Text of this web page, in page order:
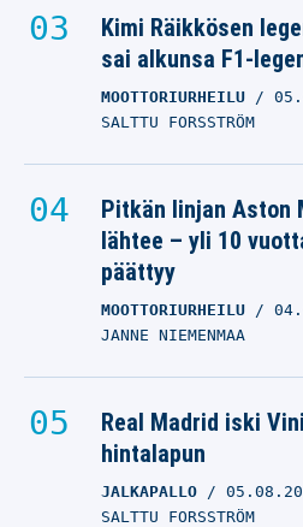
Kimi Räikkösen
sai alkunsa F1-
MOOTTORIURHEILU
SALTTU FORSSTRÖM
Pitkän linjan Aston
lähtee – yli 10
päättyy
MOOTTORIURHEILU
JANNE NIEMENMAA
Real Madrid iski
hintalapun
JALKAPALLO
SALTTU FORSSTRÖM